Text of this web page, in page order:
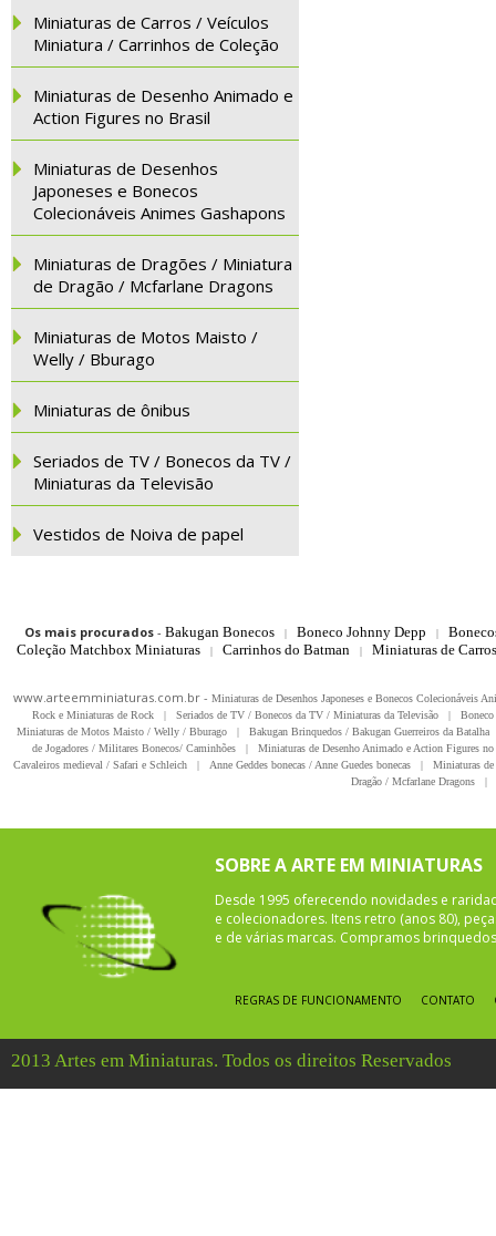
Miniaturas de Carros / Veículos
Miniatura / Carrinhos de Coleção
Miniaturas de Desenho Animado e
Action Figures no Brasil
Miniaturas de Desenhos
Japoneses e Bonecos
Colecionáveis Animes Gashapons
Miniaturas de Dragões / Miniatura
de Dragão / Mcfarlane Dragons
Miniaturas de Motos Maisto /
Welly / Bburago
Miniaturas de ônibus
Seriados de TV / Bonecos da TV /
Miniaturas da Televisão
Vestidos de Noiva de papel
Os mais procurados- Bakugan Bonecos | Boneco Johnny Depp |
Coleção Matchbox Miniaturas
| Carrinhos do Batman | Miniaturas de
www.arteemminiaturas.com.br - Miniaturas de Desenhos Japoneses e Bonecos Colecionáveis
Rock e Miniaturas de Rock
| Seriados de TV / Bonecos da TV / Miniaturas da Televisão |
Miniaturas de Motos Maisto / Welly / Bburago
| Bakugan Brinquedos / Bakugan Guerreiros da Batalha
de Jogadores / Militares Bonecos/ Caminhões
|
Miniaturas de Desenho Animado e Action Figures
Cavaleiros medieval / Safari e Schleich
| Anne Geddes bonecas / Anne Guedes bonecas |
Miniaturas
Dragão / Mcfarlane Dragons
|
SOBRE A ARTE EM MINIATURAS
Desde 1995 oferecendo novidades e
e colecionadores. Itens retro (anos 80),
e de várias marcas. Compramos
REGRAS DE FUNCIONAMENTO CONTATO
2013 Artes em Miniaturas. Todos os direitos Reservados